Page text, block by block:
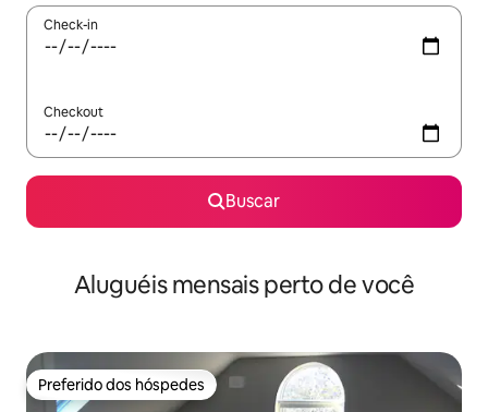
Check-in
Checkout
Buscar
Aluguéis mensais perto de você
Preferido dos hóspedes
Preferido dos hóspedes